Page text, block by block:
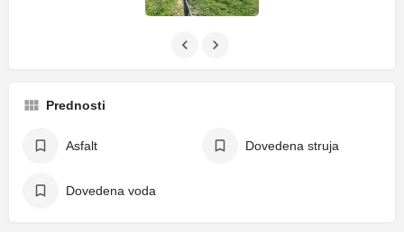
Prednosti
Asfalt Dovedena struja
Dovedena voda